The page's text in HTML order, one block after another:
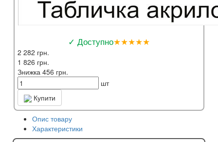
✓ Доступно★★★★★
2 282 грн.
1 826 грн.
Знижка 456 грн.
шт
Купити
Опис товару
Характеристики